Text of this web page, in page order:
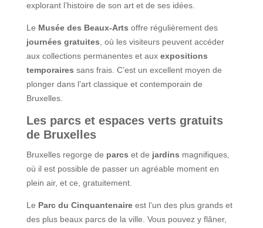
explorant l’histoire de son art et de ses idées.
Le Musée des Beaux-Arts offre régulièrement des
journées gratuites , où les visiteurs peuvent accéder
aux collections permanentes et aux expositions
temporaires sans frais. C’est un excellent moyen de
plonger dans l’art classique et contemporain de
Bruxelles.
Les parcs et espaces verts gratuits
de Bruxelles
Bruxelles regorge de parcs et de jardins magnifiques,
où il est possible de passer un agréable moment en
plein air, et ce, gratuitement.
Le Parc du Cinquantenaireest l’un des plus grands et
des plus beaux parcs de la ville. Vous pouvez y flâner,